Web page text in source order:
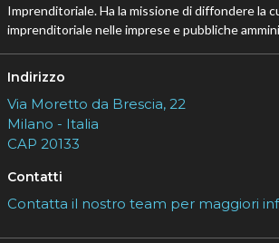
Imprenditoriale. Ha la missione di diffondere la
imprenditoriale nelle imprese e pubbliche
Indirizzo
Via Moretto da Brescia, 22
Milano - Italia
CAP 20133
Contatti
Contatta il nostro team per maggiori